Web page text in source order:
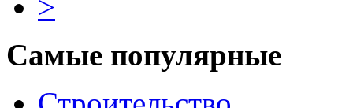
Самые популярные